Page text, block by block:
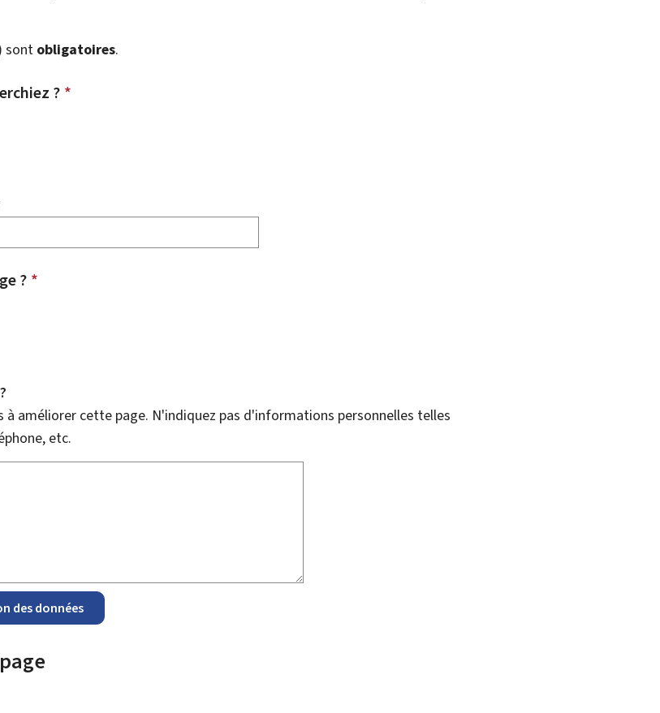
sont obligatoires.
? *
? *
à améliorer cette page. N'indiquez pas d'informations personnelles telles
etc.
des données